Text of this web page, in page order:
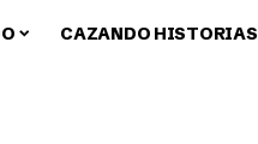
CAZANDO HISTORIAS